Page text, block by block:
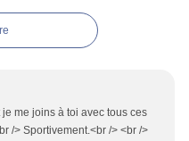
me joins à toi avec tous ces
/> Sportivement.<br /> <br />